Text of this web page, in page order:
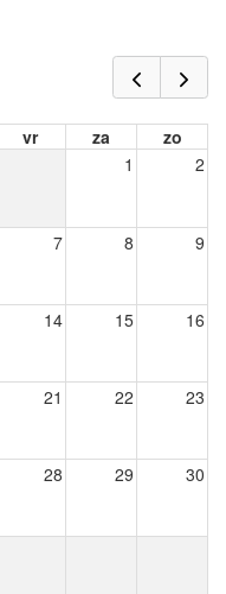
vr za
zo
1
2
7 8 9
14 15 16
21 22 23
28 29 30